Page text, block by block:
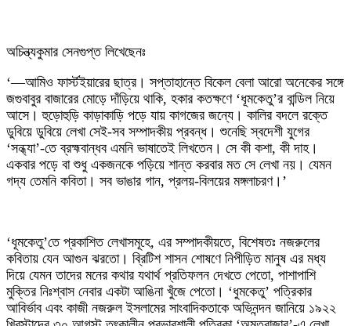
অচিন্ত্যকুমার সেনগুপ্ত লিখেছেনঃ
‘—আমিও ফার্স্টইয়ারের ছাত্র। সপ্তাহান্তে বিকেল বেলা আরো অনেকের সঙ্গে
জগুবাবুর বাজারের মোড়ে দাঁড়িয়ে থাকি, হকার কতক্ষণে ‘ধূমকেতু’র বান্ডিল নিয়ে
আসে। হুড়োহুড়ি কাড়াকাড়ি পড়ে যায় কাগজের জন্যে। কালির বদলে রক্তে
ডুবিয়ে ডুবিয়ে লেখা সেই-সব সম্পাদকীয় প্রবন্ধ। শুনেছি স্বদেশী যুগের
‘সন্ধ্যা’-তে ব্রহ্মবান্ধব এমনি ভাষাতেই লিখতেন। সে কী কশা, কী দাহ।
একবার পড়ে বা শুধু একজনকে পড়িয়ে শান্ত করবার মত সে লেখা নয়। যেমন
গদ্য তেমনি কবিতা। সব ভাঙার গান, প্রলয়-বিলয়ের মঙ্গলাচরণ।’
‘ধূমকেতু’তে প্রকাশিত লেখাসমূহে, এর সম্পাদকীয়তে, বিশেষতঃ নজরুলের
কবিতায় যেন আগুন ঝরতো। ব্রিটিশ শাসন শোষণে নিপীড়িত মানুষ এর মধ্য
দিয়ে যেমন তাদের মনের কথার যথার্থ প্রতিফলন দেখতে পেতো, পাশাপাশি
মুক্তির নিঃশ্বাস নেবার একটা আঙিনা খুঁজে পেতো। ‘ধুমকেতু’ পত্রিকার
আবির্ভাব এবং কাজী নজরুল ইসলামের সাংবাদিকতাকে অভিনন্দন জানিয়ে ১৯২২